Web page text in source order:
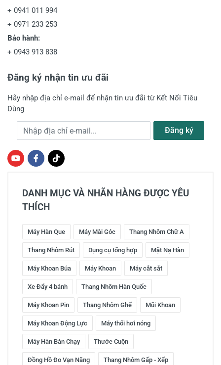
+ 0941 011 994
+ 0971 233 253
Bảo hành:
+ 0943 913 838
Đăng ký nhận tin ưu đãi
Hãy nhập địa chỉ e-mail để nhận tin ưu đãi từ Kết Nối Tiêu
Dùng
Địa chỉ e-mail Đăng ký
DANH MỤC VÀ NHÃN HÀNG ĐƯỢC YÊU
THÍCH
Máy Hàn Que Máy Mài Góc Thang Nhôm Chữ A
Thang Nhôm Rút Dụng cụ tổng hợp Mặt Nạ Hàn
Máy Khoan Búa Máy Khoan Máy cắt sắt
Xe Đẩy 4 bánh Thang Nhôm Hàn Quốc
Máy Khoan Pin Thang Nhôm Ghế Mũi Khoan
Máy Khoan Động Lực Máy thổi hơi nóng
Máy Hàn Bán Chạy Thước Cuộn
Đồng Hồ Đo Vạn Năng Thang Nhôm Gấp - Xếp